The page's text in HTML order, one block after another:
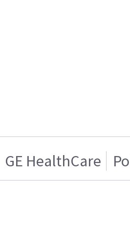
GE HealthCare